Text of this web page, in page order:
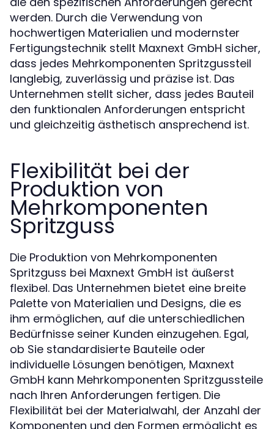
werden. Durch die Verwendung von
hochwertigen Materialien und modernster
Fertigungstechnik stellt Maxnext GmbH sicher,
dass jedes Mehrkomponenten Spritzgussteil
langlebig, zuverlässig und präzise ist. Das
Unternehmen stellt sicher, dass jedes Bauteil
den funktionalen Anforderungen entspricht
und gleichzeitig ästhetisch ansprechend ist.
Flexibilität bei der
Produktion von
Mehrkomponenten
Spritzguss
Die Produktion von Mehrkomponenten
Spritzguss bei Maxnext GmbH ist äußerst
flexibel. Das Unternehmen bietet eine breite
Palette von Materialien und Designs, die es
ihm ermöglichen, auf die unterschiedlichen
Bedürfnisse seiner Kunden einzugehen. Egal,
ob Sie standardisierte Bauteile oder
individuelle Lösungen benötigen, Maxnext
GmbH kann Mehrkomponenten Spritzgussteile
nach Ihren Anforderungen fertigen. Die
Flexibilität bei der Materialwahl, der Anzahl der
Komponenten und den Formen ermöglicht es